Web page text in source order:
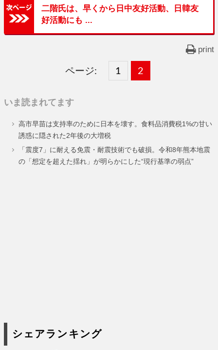
二階氏は、早くから日中友好活動、日韓友
好活動にも ...
print
ページ:
固
ー
ジ
1 ,
固
ー
ジ
2
いま読まれてます
高市早苗は支持率のために日本を壊す。食料品消費税1%の甘い
誘惑に隠された2年後の大増税
「震度7」に耐える免震・耐震技術でも破損。令和8年熊本地震
の「想定を超えた揺れ」が明らかにした“現行基準の弱点”
シェアランキング